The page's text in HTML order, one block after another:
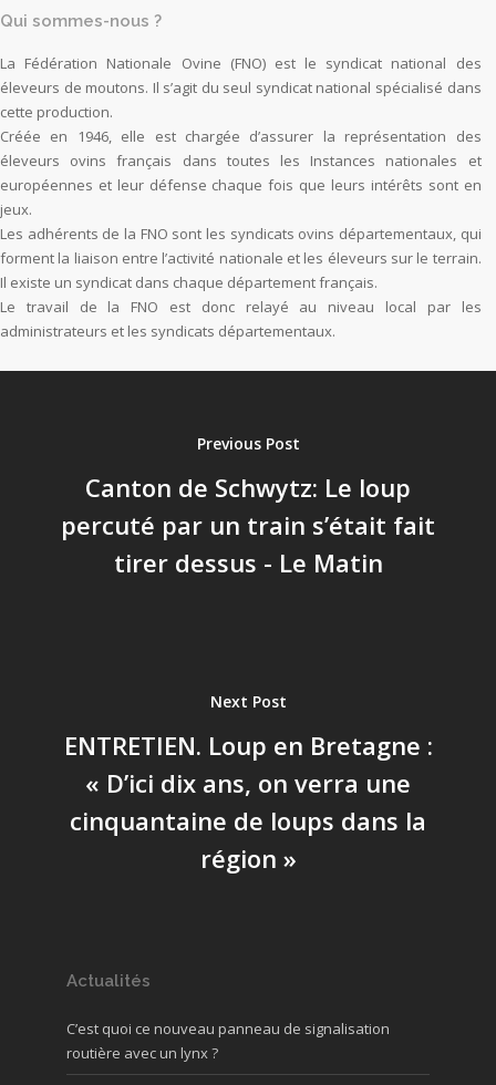
Qui sommes-nous ?
La Fédération Nationale Ovine (FNO) est le syndicat national des
éleveurs de moutons. Il s’agit du seul syndicat national spécialisé dans
cette production.
Créée en 1946, elle est chargée d’assurer la représentation des
éleveurs ovins français dans toutes les Instances nationales et
européennes et leur défense chaque fois que leurs intérêts sont en
jeux.
Les adhérents de la FNO sont les syndicats ovins départementaux, qui
forment la liaison entre l’activité nationale et les éleveurs sur le terrain.
Il existe un syndicat dans chaque département français.
Le travail de la FNO est donc relayé au niveau local par les
administrateurs et les syndicats départementaux.
Previous Post
Canton de Schwytz: Le loup
percuté par un train s’était fait
tirer dessus - Le Matin
Next Post
ENTRETIEN. Loup en Bretagne :
« D’ici dix ans, on verra une
cinquantaine de loups dans la
région »
Actualités
C’est quoi ce nouveau panneau de signalisation
routière avec un lynx ?